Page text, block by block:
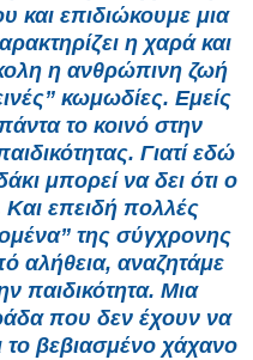
και επιδιώκουμε μια
η χαρά και
η ανθρώπινη ζωή
κωμωδίες. Εμείς
το κοινό στην
Γιατί εδώ
μπορεί να δει ότι ο
Και επειδή πολλές
της σύγχρονης
αλήθεια, αναζητάμε
παιδικότητα. Μια
που δεν έχουν να
το βεβιασμένο χάχανο